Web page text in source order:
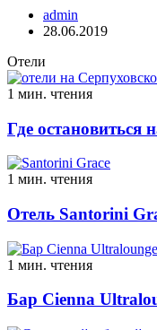
admin
28.06.2019
Отели
1 мин. чтения
Где остановиться
1 мин. чтения
Отель Santorini
1 мин. чтения
Бар Cienna